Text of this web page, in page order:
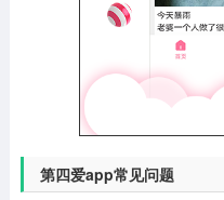
第四爱app常见问题